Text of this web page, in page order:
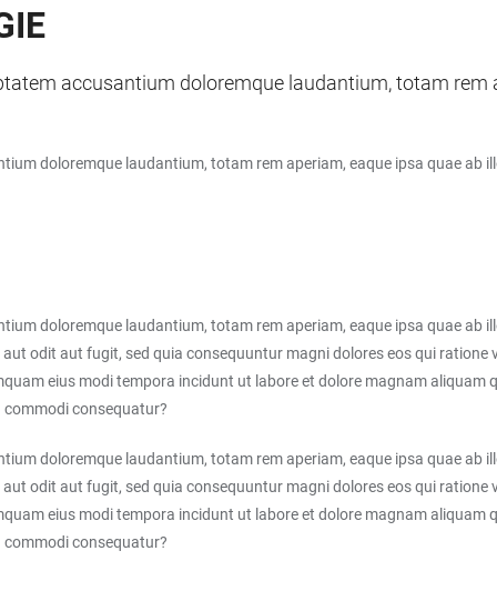
accusantium doloremque laudantium, totam rem
doloremque laudantium, totam rem aperiam, eaque ipsa quae
doloremque laudantium, totam rem aperiam, eaque ipsa quae
odit aut fugit, sed quia consequuntur magni dolores eos qui
eius modi tempora incidunt ut labore et dolore magnam
consequatur?
doloremque laudantium, totam rem aperiam, eaque ipsa quae
odit aut fugit, sed quia consequuntur magni dolores eos qui
eius modi tempora incidunt ut labore et dolore magnam
consequatur?